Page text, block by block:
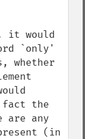
it would
`only'
whether
fact the
are any
(in